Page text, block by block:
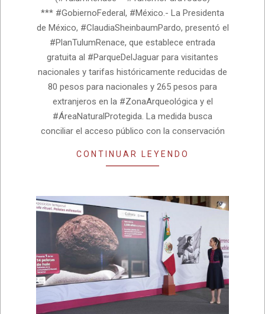
*** #GobiernoFederal, #México.- La Presidenta
de México, #ClaudiaSheinbaumPardo, presentó el
#PlanTulumRenace, que establece entrada
gratuita al #ParqueDelJaguar para visitantes
nacionales y tarifas históricamente reducidas de
80 pesos para nacionales y 265 pesos para
extranjeros en la #ZonaArqueológica y el
#ÁreaNaturalProtegida. La medida busca
conciliar el acceso público con la conservación
CONTINUAR LEYENDO